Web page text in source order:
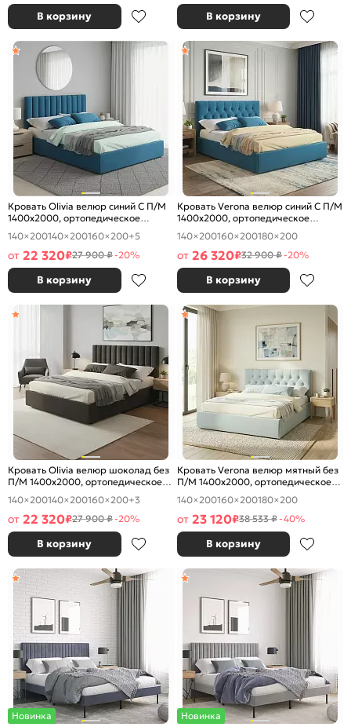
В корзину В корзину
Кровать Olivia велюр синий С П/М
1400x2000, ортопедическое
основание, изголовье мягкое
140×200140×200160×200+5
от 22 320₽27 900 ₽-20%
В корзину
Кровать Verona велюр синий С П/М
1400x2000, ортопедическое
основание, изголовье мягкое
140×200160×200180×200
от 26 320₽32 900 ₽-20%
В корзину
Кровать Olivia велюр шоколад без
П/М 1400x2000, ортопедическое
основание, изголовье мягкое
140×200140×200160×200+3
от 22 320₽27 900 ₽-20%
В корзину
Кровать Verona велюр мятный без
П/М 1400x2000, ортопедическое
основание, изголовье мягкое
140×200160×200180×200
от 23 120₽38 533 ₽-40%
В корзину
Новинка
Новинка